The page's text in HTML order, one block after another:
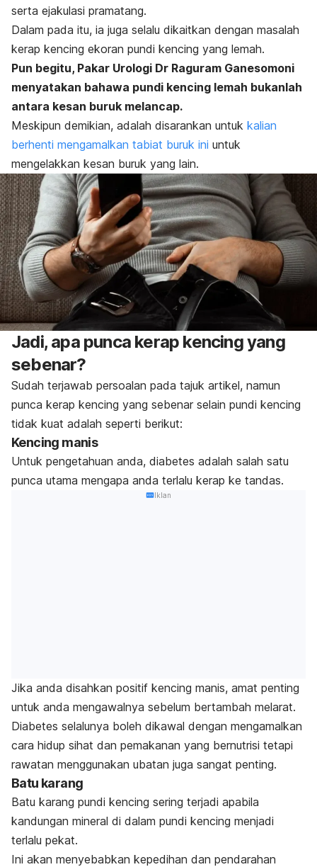
serta ejakulasi pramatang.
Dalam pada itu, ia juga selalu dikaitkan dengan masalah
kerap kencing ekoran pundi kencing yang lemah.
Pun begitu, Pakar Urologi Dr Raguram Ganesomoni
menyatakan bahawa pundi kencing lemah bukanlah
antara kesan buruk melancap.
Meskipun demikian, adalah disarankan untuk kalian
berhenti mengamalkan tabiat buruk ini untuk
mengelakkan kesan buruk yang lain.
Jadi, apa punca kerap kencing yang
sebenar?
Sudah terjawab persoalan pada tajuk artikel, namun
punca kerap kencing yang sebenar selain pundi kencing
tidak kuat adalah seperti berikut:
Kencing manis
Untuk pengetahuan anda, diabetes adalah salah satu
punca utama mengapa anda terlalu kerap ke tandas.
Iklan
Jika anda disahkan positif kencing manis, amat penting
untuk anda mengawalnya sebelum bertambah melarat.
Diabetes selalunya boleh dikawal dengan mengamalkan
cara hidup sihat dan pemakanan yang bernutrisi tetapi
rawatan menggunakan ubatan juga sangat penting.
Batu karang
Batu karang pundi kencing sering terjadi apabila
kandungan mineral di dalam pundi kencing menjadi
terlalu pekat.
Ini akan menyebabkan kepedihan dan pendarahan